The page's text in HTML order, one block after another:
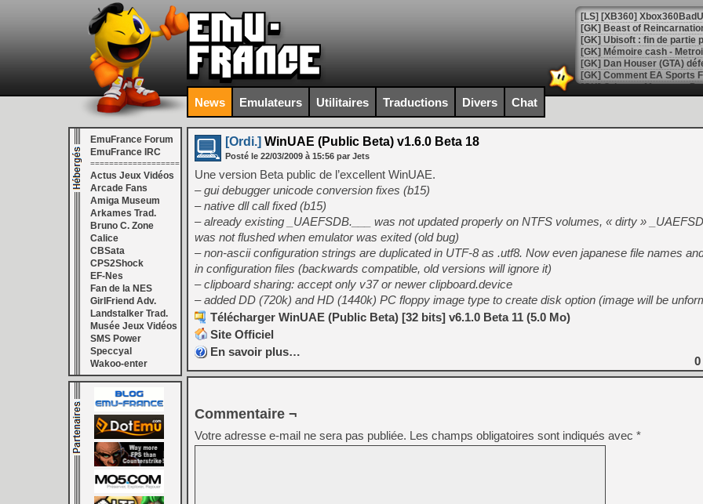
[GK] Beast of
[GK] Ubisoft : fin de partie
[GK] Mémoire cash -
[GK] Dan Houser (GTA)
[GK] Comment EA Sports
[GK] Crimson Moon : un
[GK] Isle of Reveries : le
[GK] Moonlighter 2 : The
[GK] Capcom relance
[Mo5] Deux inédits du
[GK] Le beat'em up The
[GK] Endless Legend 2 :
[LS] [PS5] Le WebKit
[GK] Oubliez Crazy Taxi,
[LS] [Switch] NSZ 5.0.0
[GK] No More Room in
[GK] Un chatbot Atelier
[GK] Mémoire cash -
[GK] Nvidia : le prix des
[GK] Suikoden Star Leap
[Mo5] La mini borne
[GK] Atari renoue avec les
[GK] Le studio de FIFA
[GK] La PlayStation 1 en
News Emulateurs Utilitaires Traductions Divers Chat
EmuFrance Forum
EmuFrance IRC
===================
Actus Jeux Vidéos
Arcade Fans
Amiga Museum
Arkames Trad.
Bruno C. Zone
Calice
CBSata
CPS2Shock
EF-Nes
Fan de la NES
GirlFriend Adv.
Landstalker Trad.
Musée Jeux Vidéos
SMS Power
Speccyal
Wakoo-enter
[Ordi.] WinUAE (Public Beta) v1.6.0 Beta 18
Posté le 22/03/2009 à 15:56 par Jets
Une version Beta public de l’excellent WinUAE.
– gui debugger unicode conversion fixes (b15)
– native dll call fixed (b15)
– already existing _UAEFSDB.___ was not updated properly on NTFS volumes, « dirty »
was not flushed when emulator was exited (old bug)
– non-ascii configuration strings are duplicated in UTF-8 as .utf8. Now even japanese file names
in configuration files (backwards compatible, old versions will ignore it)
– clipboard sharing: accept only v37 or newer clipboard.device
– added DD (720k) and HD (1440k) PC floppy image type to create disk option (image will be
Télécharger WinUAE (Public Beta) [32 bits] v6.1.0 Beta 11 (5.0 Mo)
Site Officiel
En savoir plus…
0
Commentaire ¬
Votre adresse e-mail ne sera pas publiée. Les champs obligatoires sont indiqués avec *